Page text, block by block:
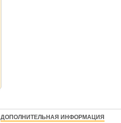
ДОПОЛНИТЕЛЬНАЯ ИНФОРМАЦИЯ